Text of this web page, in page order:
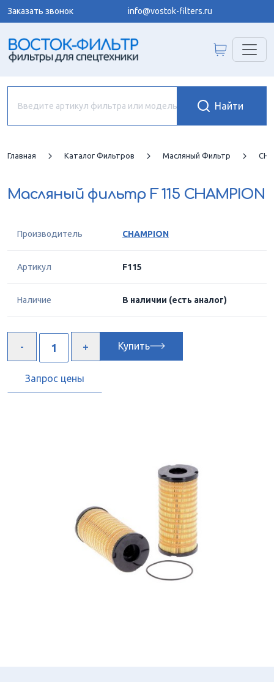
Заказать звонок info@vostok-filters.ru
Главная Каталог Фильтров Масляный Фильтр
Масляный фильтр F 115 CHAMPION
Производитель CHAMPION
Артикул F115
Наличие В наличии (есть аналог)
Купить
Запрос цены